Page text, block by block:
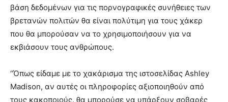
βάση δεδομένων για τις πορνογραφικές συνήθειες των
βρετανών πολιτών θα είναι πολύτιμη για τους χάκερ
που θα μπορούσαν να το χρησιμοποιήσουν για να
εκβιάσουν τους ανθρώπους.
“Όπως είδαμε με το χακάρισμα της ιστοσελίδας Ashley
Madison, αν αυτές οι πληροφορίες αξιοποιηθούν από
τους κακοποιούς, θα μπορούσε να υπάρξουν σοβαρές